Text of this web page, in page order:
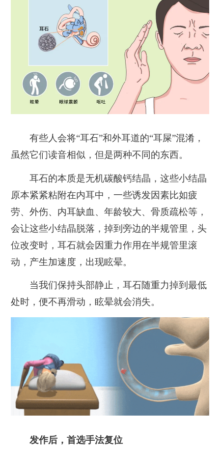
有些人会将“耳石”和外耳道的“耳屎”混淆，
虽然它们读音相似，但是两种不同的东西。
耳石的本质是无机碳酸钙结晶，这些小结晶
原本紧紧粘附在内耳中，一些诱发因素比如疲
劳、外伤、内耳缺血、年龄较大、骨质疏松等，
会让这些小结晶脱落，掉到旁边的半规管里，头
位改变时，耳石就会因重力作用在半规管里滚
动，产生加速度，出现眩晕。
当我们保持头部静止，耳石随重力掉到最低
处时，便不再滑动，眩晕就会消失。
发作后，首选手法复位